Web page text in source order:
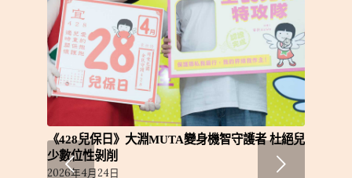
《428兒保日》大淵MUTA變身機智守護者 杜絕兒
少數位性剝削
2026年4月24日下一頁